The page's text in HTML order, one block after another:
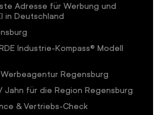
Adresse für Werbung und
in Deutschland
Industrie-Kompass® Modell
Werbeagentur Regensburg
Jahn für die Region Regensburg
& Vertriebs-Check